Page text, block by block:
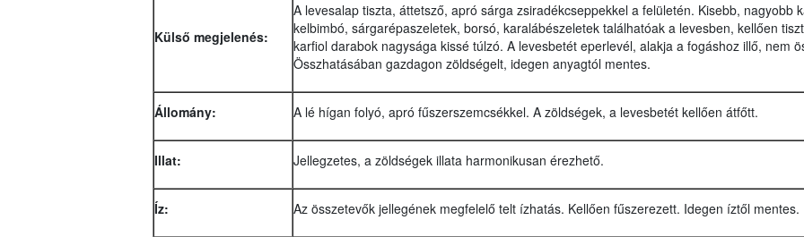
Külső megjelenés:
A levesalap tiszta, áttetsző, apró sárga zsiradékcseppekkel a felületén. Kisebb, nagyobb
kelbimbó, sárgarépaszeletek, borsó, karalábészeletek találhatóak a levesben, kellően
karfiol darabok nagysága kissé túlzó. A levesbetét eperlevél, alakja a fogáshoz illő, nem
Összhatásában gazdagon zöldségelt, idegen anyagtól mentes.
Állomány: A lé hígan folyó, apró fűszerszemcsékkel. A zöldségek, a levesbetét kellően átfőtt.
Illat: Jellegzetes, a zöldségek illata harmonikusan érezhető.
Íz: Az összetevők jellegének megfelelő telt ízhatás. Kellően fűszerezett. Idegen íztől mentes.